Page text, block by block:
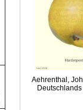
Aehrenthal,